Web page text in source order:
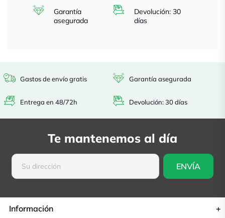
Garantía
asegurada
Devolución: 30
días
Gastos de envío gratis
Entrega en 48/72h
Garantía asegurada
Devolución: 30 días
Te mantenemos al día
Información